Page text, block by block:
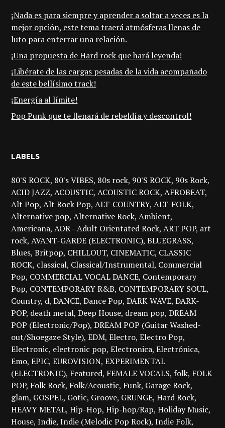
¡Nada es para siempre y aprender a soltar a veces es la
mejor opción, este tema traerá atmósferas llenas de
luto para enterrar una relación.
¡Una propuesta de Hard rock que hará leyenda!
¡Libérate de las cargas pesadas de la vida acompañado
de este bellísimo track!
¡Energía al límite!
Pop Punk que te llenará de rebeldía y descontrol!
LABELS
80'S ROCK 80's VIBES 80s rock 90'S ROCK 90s Rock
ACID JAZZ ACOUSTIC ACOUSTIC ROCK AFROBEAT
Alt Pop Alt Rock Pop ALT-COUNTRY ALT-FOLK
Alternative pop Alternative Rock Ambient
Americana AOR - Adult Orientated Rock ART POP art
rock AVANT-GARDE (ELECTRONIC) BLUEGRASS
Blues Britpop CHILLOUT CINEMATIC CLASSIC
ROCK classical Classical/Instrumental Commercial
Pop COMMERCIAL VOCAL DANCE Contemporary
Pop CONTEMPORARY R&B CONTEMPORARY SOUL
Country d DANCE Dance Pop DARK WAVE DARK-
POP death metal Deep House dream pop DREAM
POP (Electronic/Pop) DREAM POP (Guitar Washed-
out/Shoegaze Style) EDM Electro Electro Pop
Electronic electronic pop Electronica Electrónica
Emo EPIC EUROVISION EXPERIMENTAL
(ELECTRONIC) Featured FEMALE VOCALS folk FOLK
POP Folk Rock Folk/Acoustic Funk Garage Rock
glam GOSPEL Gotic Groove GRUNGE Hard Rock
HEAVY METAL Hip-Hop Hip-hop/Rap Holiday Music
House Indie Indie (Melodic Pop Rock) Indie Folk